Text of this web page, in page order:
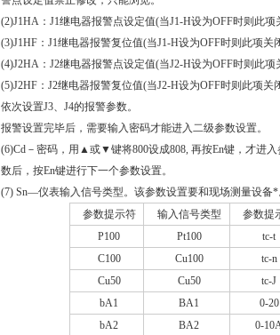
(2)J1HA ：J1继电器报警点设定值(当J1-H设为OFF时则此项
(3)J1HF ：J1继电器报警复位值(当J1-H设为OFF时则此项关
(4)J2HA ：J2继电器报警点设定值(当J2-H设为OFF时则此项
(5)J2HF：J2继电器报警复位值(当J2-H设为OFF时则此项关
依次设置J3、J4的报警参数。
报警设置完毕后，需要输入密码才能进入二级参数设置。
(6)Cd －密码，用▲或▼键将800设成808, 再按En键，才进
数后，按En键进行下一个参数设置。
(7) Sn—仪表输入信号类型。该参数设置要和现场测量设备
参数提示符
输入信号类型 参数提
P100
Pt100 tc-t
C100
Cu100 tc-n
Cu50
Cu50 tc-J
bA1
BA1 0-20
bA2
BA2 0-